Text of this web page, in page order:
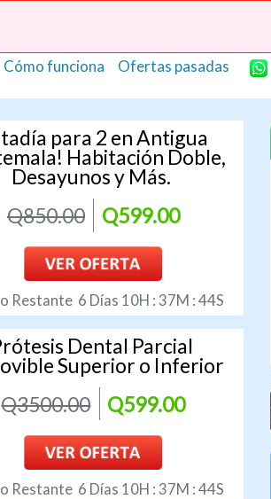
Cómo funciona Ofertas pasadas
para 2 en Antigua
Habitación Doble,
Desayunos y Más.
Q850.00
Q599.00
Restante 6 Días 10H :37M :43S
Dental Parcial
Superior o Inferior
Q3500.00
Q599.00
Restante 6 Días 10H :37M :43S
Mora
con mis
un buen
Rebeca Aldana
Hoteles
He tenido la oportunidad de
conocer lugares que
posiblemente no son tan
accesibles y he ahorrado mucho
dinero.